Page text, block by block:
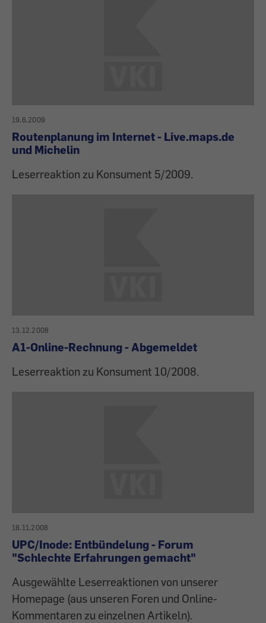
19.6.2009
Routenplanung im Internet - Live.maps.de
und Michelin
Leserreaktion zu Konsument 5/2009.
13.12.2008
A1-Online-Rechnung - Abgemeldet
Leserreaktion zu Konsument 10/2008.
18.11.2008
UPC/Inode: Entbündelung - Forum
"Schlechte Erfahrungen gemacht"
Ausgewählte Leserreaktionen von unserer
Homepage (aus unseren Foren und Online-
Kommentaren zu einzelnen Artikeln).